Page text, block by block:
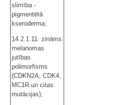
slimība -
pigmentētā
kseroderma;
14.2.1.11. zināms
melanomas
jutības
polimorfisms
(CDKN2A, CDK4,
MC1R un citas
mutācijas);